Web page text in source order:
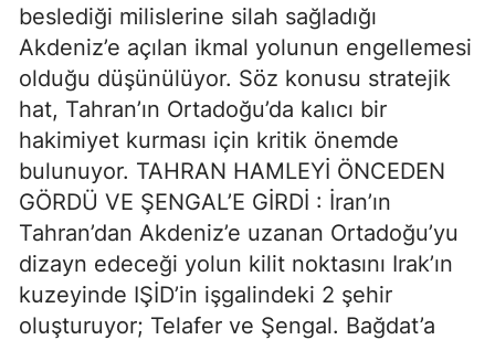
beslediği milislerine silah sağladığı
Akdeniz’e açılan ikmal yolunun engellemesi
olduğu düşünülüyor. Söz konusu stratejik
hat, Tahran’ın Ortadoğu’da kalıcı bir
hakimiyet kurması için kritik önemde
bulunuyor. TAHRAN HAMLEYİ ÖNCEDEN
GÖRDÜ VE ŞENGAL’E GİRDİ : İran’ın
Tahran’dan Akdeniz’e uzanan Ortadoğu’yu
dizayn edeceği yolun kilit noktasını Irak’ın
kuzeyinde IŞİD’in işgalindeki 2 şehir
oluşturuyor; Telafer ve Şengal. Bağdat’a